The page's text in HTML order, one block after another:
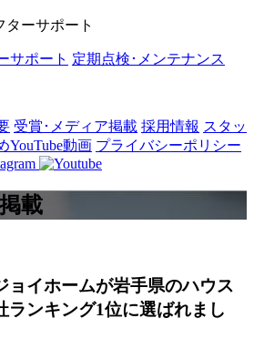
ーサポート
サポート 定期点検･メンテナンス
受賞･メディア掲載 採用情報 スタッ
YouTube動画 プライバシーポリシー
載
ョイホームが岩手県のハウス
ランキング1位に選ばれまし